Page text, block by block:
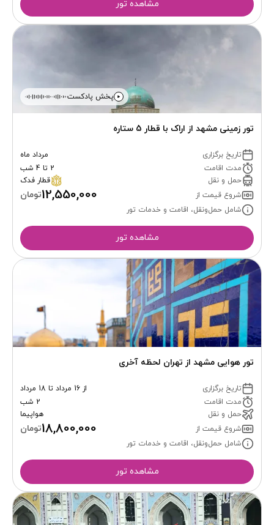
مشاهده تور
تور زمینی مشهد از اراک با قطار 5 ستاره
پخش پادکست
تاریخ برگزاری
مرداد ماه
مدت اقامت
2 تا 4 شب
حمل و نقل
قطار فدک
شروع قیمت از
12,550,000تومان
شامل حمل‌ونقل، اقامت و خدمات تور
مشاهده تور
تور هوایی مشهد از تهران لحظه آخری
تاریخ برگزاری
از 16 مرداد تا 18 مرداد
مدت اقامت
2 شب
حمل و نقل
هواپیما
شروع قیمت از
18,800,000تومان
شامل حمل‌ونقل، اقامت و خدمات تور
مشاهده تور